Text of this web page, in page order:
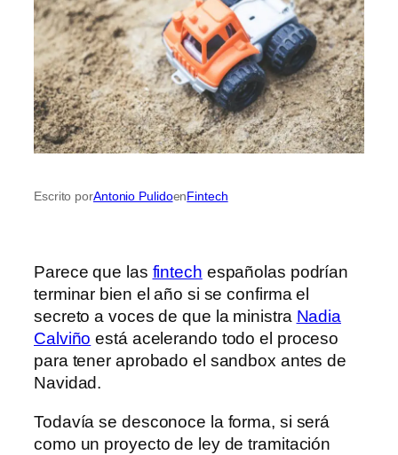
Escrito porAntonio PulidoenFintech
Parece que las fintech españolas podrían
terminar bien el año si se confirma el
secreto a voces de que la ministra Nadia
Calviño está acelerando todo el proceso
para tener aprobado el sandbox antes de
Navidad.
Todavía se desconoce la forma, si será
como un proyecto de ley de tramitación